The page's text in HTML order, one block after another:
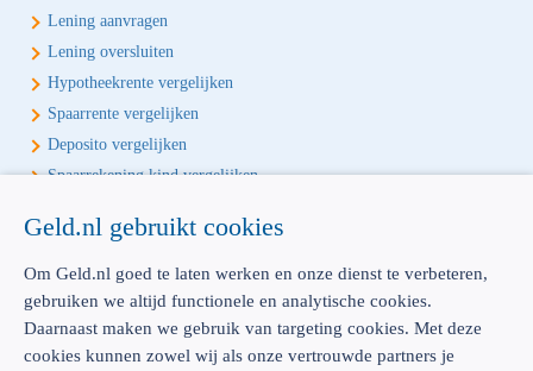
Lening aanvragen
Lening oversluiten
Hypotheekrente vergelijken
Spaarrente vergelijken
Deposito vergelijken
Spaarrekening kind vergelijken
Écht onafhankelijk vergelijken
Geld.nl is de écht onafhankelijke vergelijker voor je verzekeringen en
bankproducten. Vergelijk, kies het beste product voor jou en betaal
geen euro te veel!
Geld.nl gebruikt cookies
Om Geld.nl goed te laten werken en onze dienst te verbeteren,
gebruiken we altijd functionele en analytische cookies.
Daarnaast maken we gebruik van targeting cookies. Met deze
cookies kunnen zowel wij als onze vertrouwde partners je